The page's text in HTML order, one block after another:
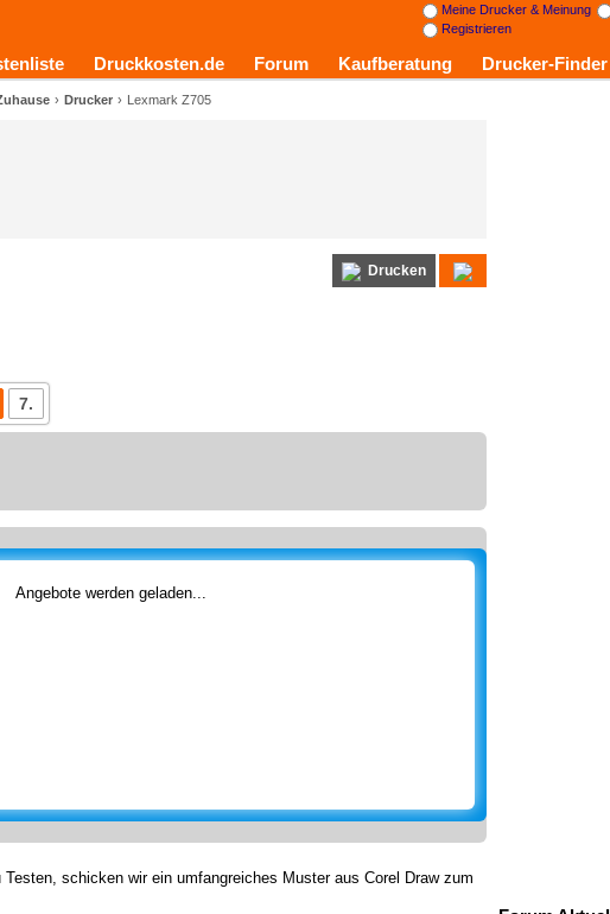
Meine Drucker & Meinung
Registrieren
Druckkosten.de Forum Kaufberatung Drucker-Finder
Drucker Lexmark Z705
Drucken
7.
Angebote werden geladen...
schicken wir ein umfangreiches Muster aus Corel Draw zum